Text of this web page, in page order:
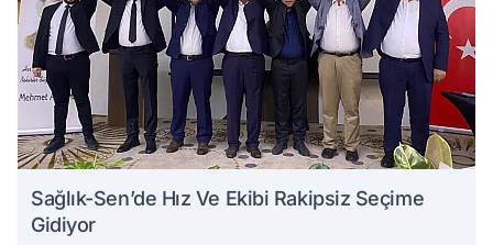
Sağlık-Sen’de Hız Ve Ekibi Rakipsiz Seçime
Gidiyor